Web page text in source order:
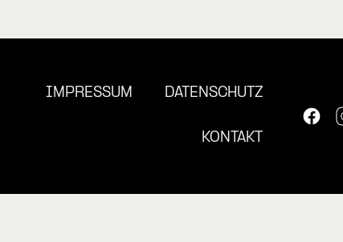
IMPRESSUM DATENSCHUTZ
KONTAKT